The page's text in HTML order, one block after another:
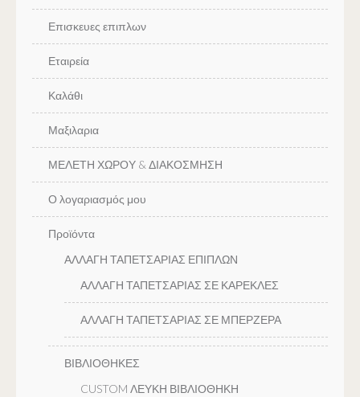
Επισκευες επιπλων
Εταιρεία
Καλάθι
Μαξιλαρια
ΜΕΛΕΤΗ ΧΩΡΟΥ & ΔΙΑΚΟΣΜΗΣΗ
Ο λογαριασμός μου
Προϊόντα
ΑΛΛΑΓΗ ΤΑΠΕΤΣΑΡΙΑΣ ΕΠΙΠΛΩΝ
ΑΛΛΑΓΗ ΤΑΠΕΤΣΑΡΙΑΣ ΣΕ ΚΑΡΕΚΛΕΣ
ΑΛΛΑΓΗ ΤΑΠΕΤΣΑΡΙΑΣ ΣΕ ΜΠΕΡΖΕΡΑ
ΒΙΒΛΙΟΘΗΚΕΣ
CUSTOM ΛΕΥΚΗ ΒΙΒΛΙΟΘΗΚΗ